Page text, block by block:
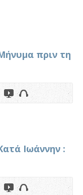
πριν τη
Ιωάννην :